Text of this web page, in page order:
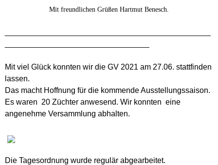
Mit freundlichen Grüßen Hartmut Benesch.
Mit viel Glück konnten wir die GV 2021 am 27.06. stattfinden
lassen.
Das macht Hoffnung für die kommende Ausstellungssaison.
Es waren 20 Züchter anwesend. Wir konnten eine
angenehme Versammlung abhalten.
Die Tagesordnung wurde regulär abgearbeitet.